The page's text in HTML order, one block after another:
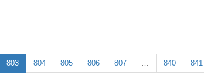
803 804 805 806 807 … 840 841